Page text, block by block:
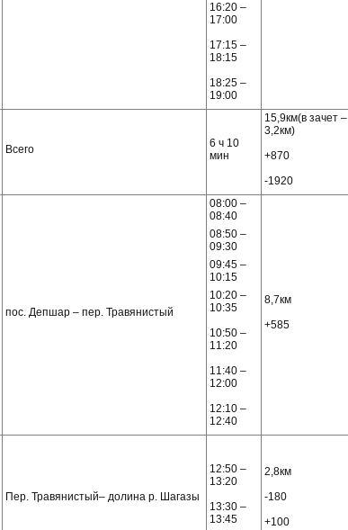
16:20 –
17:00
17:15 –
18:15
18:25 –
19:00
Всего
6 ч 10
мин
15,9км(в зачет –
3,2км)
+870
-1920
пос. Депшар – пер. Травянистый
08:00 –
08:40
08:50 –
09:30
09:45 –
10:15
10:20 –
10:35
10:50 –
11:20
11:40 –
12:00
12:10 –
12:40
8,7км
+585
Пер. Травянистый– долина р. Шагазы
12:50 –
13:20
13:30 –
13:45
2,8км
-180
+100